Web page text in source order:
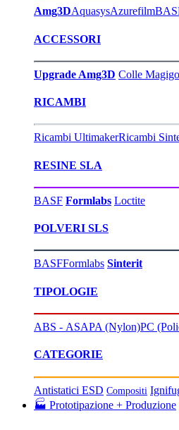
Amg3DAquasysAzurefilm
ACCESSORI
Upgrade Amg3D Colle
RICAMBI
Ricambi UltimakerRicambi
RESINE SLA
BASF Formlabs Loctite
POLVERI SLS
BASFFormlabs Sinterit
TIPOLOGIE
ABS - ASAPA (Nylon)PC
CATEGORIE
Antistatici ESD Compositi
🏭 Prototipazione + Produzione